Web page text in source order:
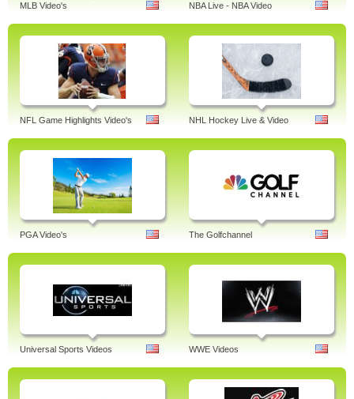
MLB Video's NBA Live - NBA Video
NFL Game Highlights Video's NHL Hockey Live & Video
PGA Video's The Golfchannel
Universal Sports Videos WWE Videos